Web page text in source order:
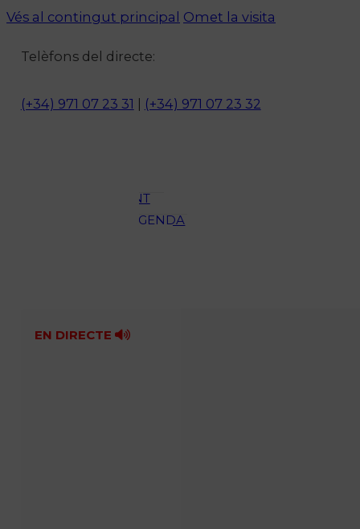
Vés al contingut principal Omet la visita
Telèfons del directe:
(+34) 971 07 23 31 (+34) 971 07 23 32
OCI
AMBIENT
AGENDA
Fes-te'n soci!
EN DIRECTE